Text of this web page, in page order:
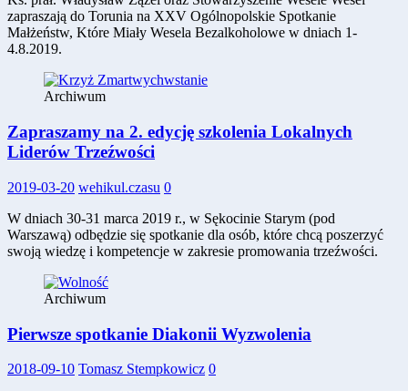
zapraszają do Torunia na XXV Ogólnopolskie Spotkanie
Małżeństw, Które Miały Wesela Bezalkoholowe w dniach 1-
4.8.2019.
Archiwum
Zapraszamy na 2. edycję szkolenia Lokalnych
Liderów Trzeźwości
2019-03-20 wehikul.czasu 0
W dniach 30-31 marca 2019 r., w Sękocinie Starym (pod
Warszawą) odbędzie się spotkanie dla osób, które chcą poszerzyć
swoją wiedzę i kompetencje w zakresie promowania trzeźwości.
Archiwum
Pierwsze spotkanie Diakonii Wyzwolenia
2018-09-10 Tomasz Stempkowicz 0